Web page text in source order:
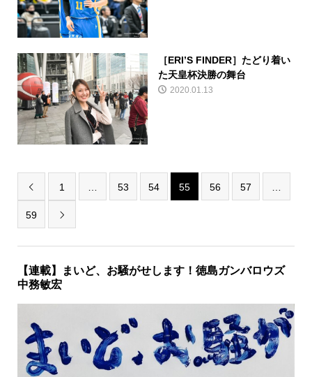
［ERI’S FINDER］たどり着い
た天皇杯決勝の舞台
2020.01.13
 1 53 54 55 56 57
59 
【連載】まいど、お騒がせします！徳島ガンバロウズ
中務敏宏